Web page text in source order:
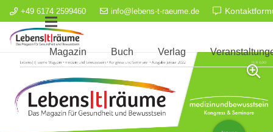
+49 6174 2599460 info@lebens-t-raeume.de
Magazin Buch Verlag